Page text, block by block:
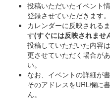
投稿いただいたイベント
登録させていただきます。
カレンダーに反映される
す(すぐには反映されませ
投稿していただいた内容
更させていただく場合が
い。
なお、イベントの詳細が
そのアドレスをURL欄に
ん。